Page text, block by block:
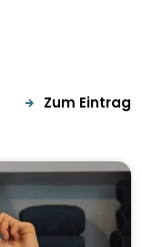
Zum Eintrag